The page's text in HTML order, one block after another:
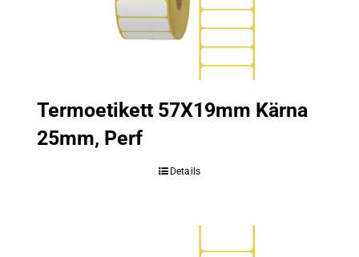
Termoetikett 57X19mm Kärna
25mm, Perf
Details